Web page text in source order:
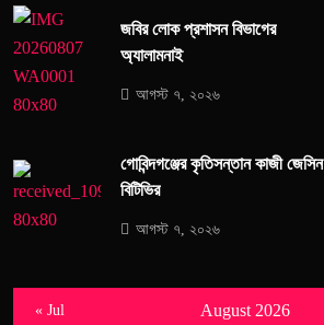
জবির লোক প্রশাসন বিভাগের
অ্যালামনাই
আগস্ট ৭, ২০২৬
গোবিন্দগঞ্জের কৃতিসন্তান কাজী জেসিন
বিটিভির
আগস্ট ৭, ২০২৬
August 2026
« Jul